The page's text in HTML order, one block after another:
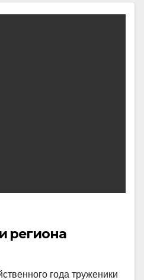
региона
года труженики